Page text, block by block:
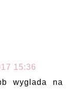
15:36
wyglada na